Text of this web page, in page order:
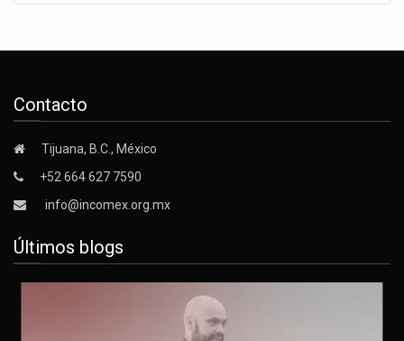
Contacto
Tijuana, B.C., México
+52 664 627 7590
info@incomex.org.mx
Últimos blogs